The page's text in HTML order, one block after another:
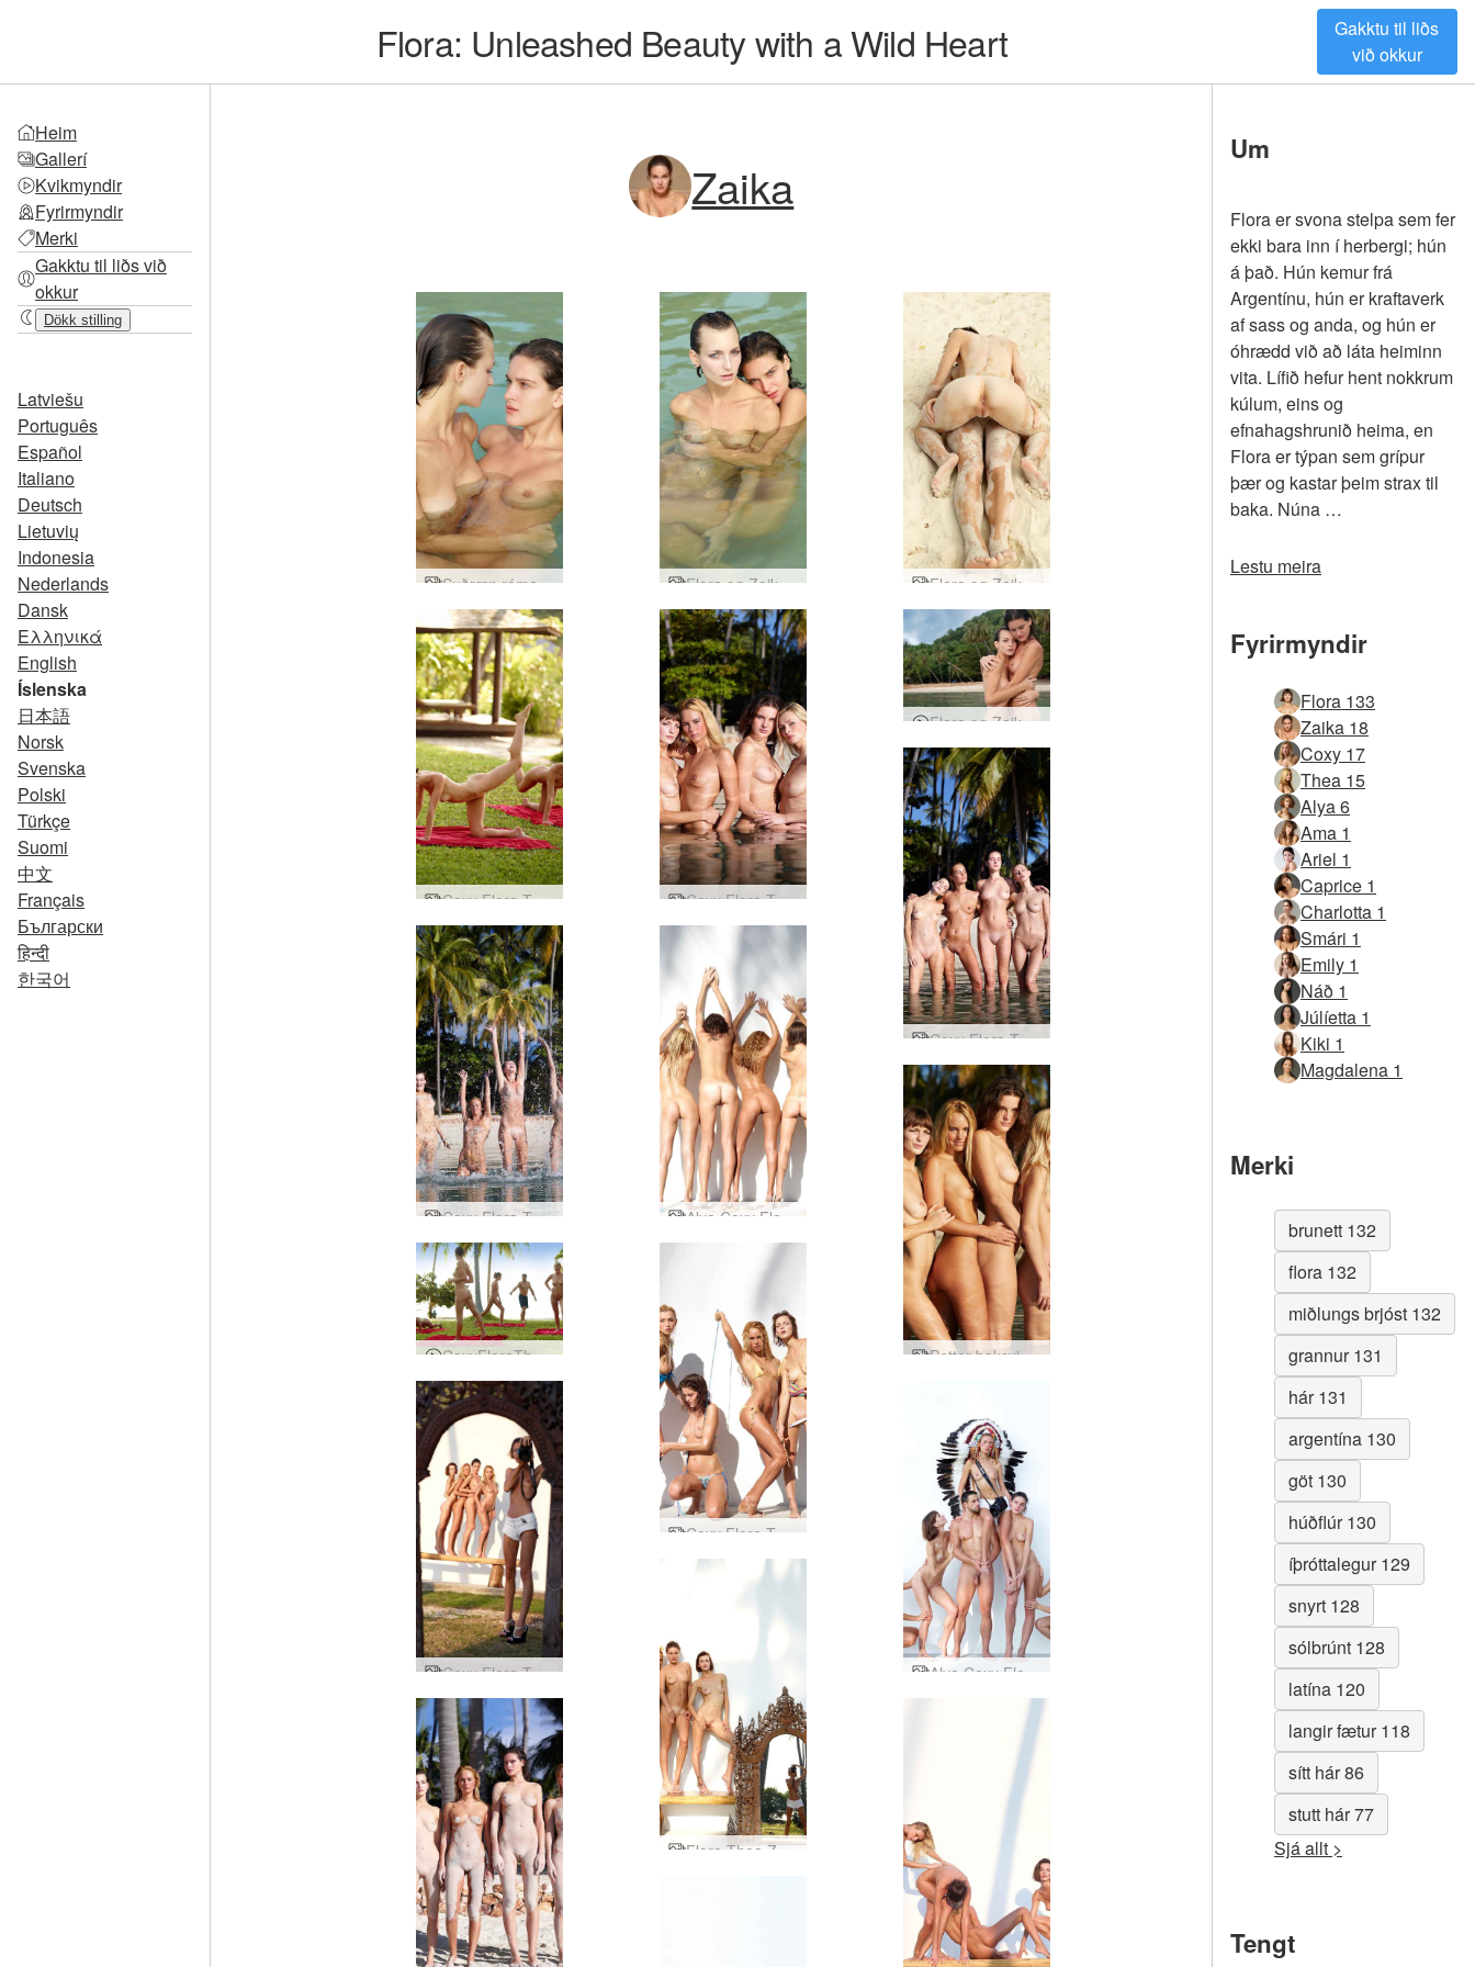
Flora: Unleashed Beauty with a Wild Heart
Gakktu til liðs
við okkur
Heim
Gallerí
Kvikmyndir
Fyrirmyndir
Merki
Gakktu til liðs við
okkur
Dökk stilling
Latviešu
Português
Español
Italiano
Deutsch
Lietuvių
Indonesia
Nederlands
Dansk
Ελληνικά
English
Íslenska
日本語
Norsk
Svenska
Polski
Türkçe
Suomi
中文
Français
Български
हिन्दी
한국어
Zaika
Suðræn rómantík Flora og Zaika Flora og Zaika kynlíf í sjónum
Coxy Flora Thea Zaika strandhæfni Coxy Flora Thea Zaika 4 dívur
Flora og Zaika Tropical Romance
Coxy Flora Thea Zaika blautur líkami
Coxy Flora Thea Zaika stór skvetta
Petter baksviðs Taíland eftir Ally
CoxyFloraTheaZaikaNakedWorkout
Coxy Flora Thea Zaika hugleiðingar eftir Alya
Flora Thea Zaika tvísýn eftir Alya
Um
Flora er svona stelpa sem fer
ekki bara inn í herbergi; hún
á það. Hún kemur frá
Argentínu, hún er kraftaverk
af sass og anda, og hún er
óhrædd við að láta heiminn
vita. Lífið hefur hent nokkrum
kúlum, eins og
efnahagshrunið heima, en
Flora er týpan sem grípur
þær og kastar þeim strax til
baka. Núna …
Lestu meira
Fyrirmyndir
Flora 133
Zaika 18
Coxy 17
Thea 15
Alya 6
Ama 1
Ariel 1
Caprice 1
Charlotta 1
Smári 1
Emily 1
Náð 1
Júlíetta 1
Kiki 1
Magdalena 1
Merki
brunett 132
flora 132
miðlungs brjóst 132
grannur 131
hár 131
argentína 130
göt 130
húðflúr 130
íþróttalegur 129
snyrt 128
sólbrúnt 128
latína 120
langir fætur 118
sítt hár 86
stutt hár 77
Sjá allt >
Tengt